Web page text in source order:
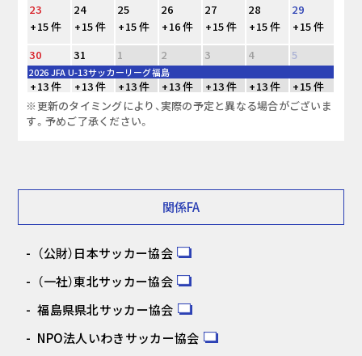
23
24 25 26 27 28
29
+15 件
+15 件 +15 件 +16 件 +15 件 +15 件
+15 件
30
31 1 2 3 4 5
2026 JFA U-13サッカーリーグ福島
+13 件 +13 件 +13 件 +13 件 +13 件 +13 件
+15 件
※更新のタイミングにより、実際の予定と異なる場合がございま
す。予めご了承ください。
関係FA
（公財）日本サッカー協会
（一社）東北サッカー協会
福島県県北サッカー協会
NPO法人いわきサッカー協会